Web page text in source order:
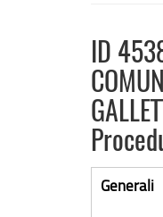
ID
Bando
Generali